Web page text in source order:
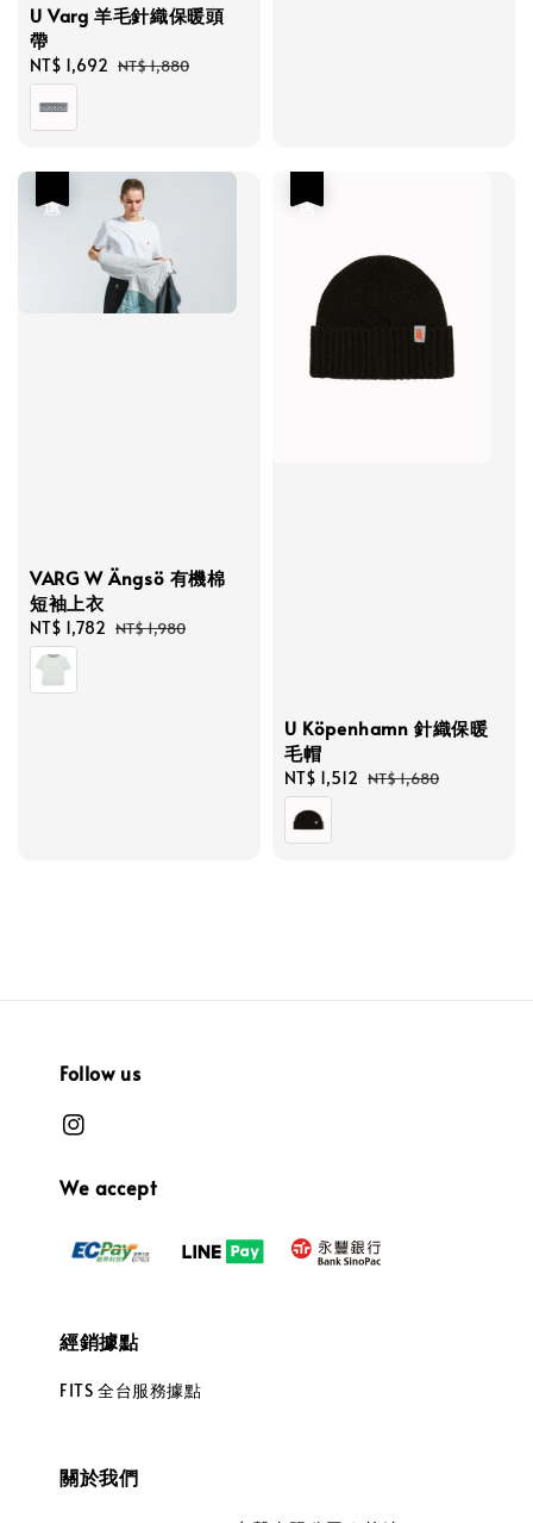
U Varg 羊毛針織保暖頭
帶
Sale
price
NT$ 1,692 Regular
NT$ 1,880
VARG W Ängsö 有機棉
短袖上衣
Sale
price
NT$ 1,782 Regular
NT$ 1,980
U Köpenhamn 針織保暖
毛帽
Sale
price
NT$ 1,512 Regular
NT$ 1,680
Follow us
We accept
經銷據點
FITS 全台服務據點
關於我們